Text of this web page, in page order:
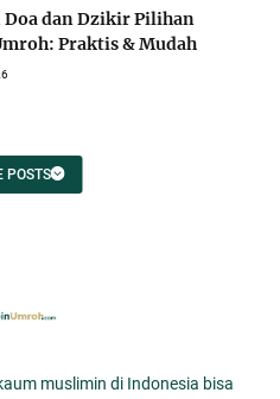
Doa dan Dzikir Pilihan
Praktis & Mudah
POSTS
muslimin di Indonesia bisa